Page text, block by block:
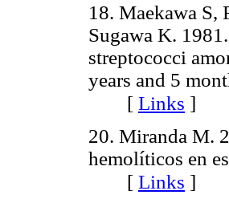
18. Maekawa S,
Sugawa K.
streptococci
years and 5
[ Links ]
20. Miranda M.
hemolíticos en
[ Links ]